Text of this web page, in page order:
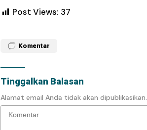
Post Views: 37
Komentar
Tinggalkan Balasan
Alamat email Anda tidak akan dipublikasikan.